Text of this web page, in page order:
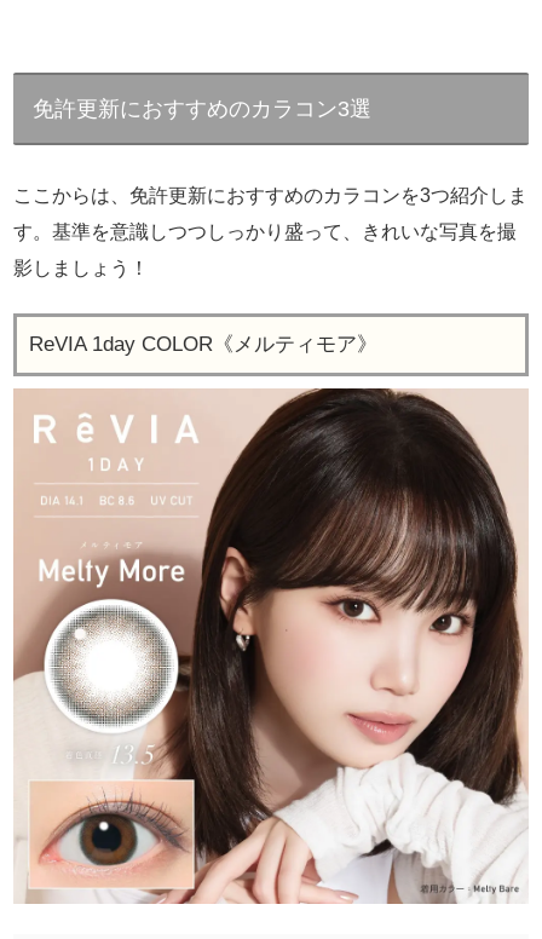
免許更新におすすめのカラコン3選
ここからは、免許更新におすすめのカラコンを3つ紹介しま
す。基準を意識しつつしっかり盛って、きれいな写真を撮
影しましょう！
ReVIA 1day COLOR《メルティモア》